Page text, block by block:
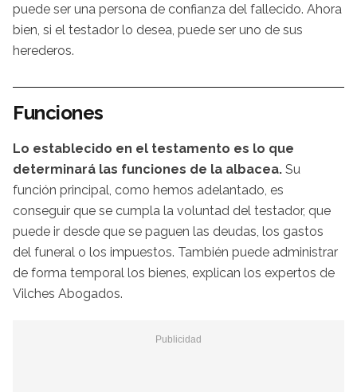
puede ser una persona de confianza del fallecido. Ahora
bien, si el testador lo desea, puede ser uno de sus
herederos.
Funciones
Lo establecido en el testamento es lo que
determinará las funciones de la albacea. Su
función principal, como hemos adelantado, es
conseguir que se cumpla la voluntad del testador, que
puede ir desde que se paguen las deudas, los gastos
del funeral o los impuestos. También puede administrar
de forma temporal los bienes, explican los expertos de
Vilches Abogados.